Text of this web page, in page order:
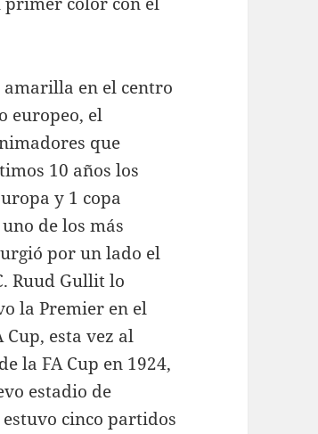
en el centro
europeo, el
que
10 años los
y 1 copa
de los más
por un lado el
Ruud Gullit lo
la Premier en el
esta vez al
la FA Cup en 1924,
estadio de
cinco partidos